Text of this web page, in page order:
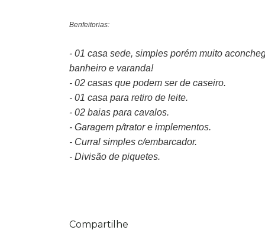
Benfeitorias:
- 01 casa sede, simples porém muito
banheiro e varanda!
- 02 casas que podem ser de caseiro.
- 01 casa para retiro de leite.
- 02 baias para cavalos.
- Garagem p/trator e implementos.
- Curral simples c/embarcador.
- Divisão de piquetes.
Compartilhe